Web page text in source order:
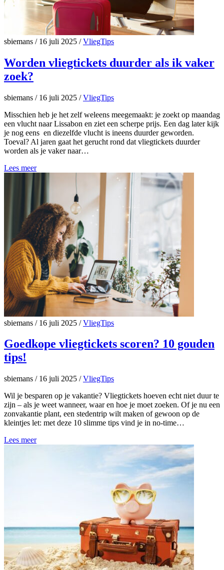
sbiemans /16 juli 2025 / VliegTips
Worden vliegtickets duurder als ik vaker
zoek?
sbiemans /16 juli 2025 / VliegTips
Misschien heb je het zelf weleens meegemaakt: je zoekt op maandag
een vlucht naar Lissabon en ziet een scherpe prijs. Een dag later kijk
je nog eens en diezelfde vlucht is ineens duurder geworden.
Toeval? Al jaren gaat het gerucht rond dat vliegtickets duurder
worden als je vaker naar…
Lees meer
sbiemans /16 juli 2025 / VliegTips
Goedkope vliegtickets scoren? 10 gouden
tips!
sbiemans /16 juli 2025 / VliegTips
Wil je besparen op je vakantie? Vliegtickets hoeven echt niet duur te
zijn – als je weet wanneer, waar en hoe je moet zoeken. Of je nu een
zonvakantie plant, een stedentrip wilt maken of gewoon op de
kleintjes let: met deze 10 slimme tips vind je in no-time…
Lees meer